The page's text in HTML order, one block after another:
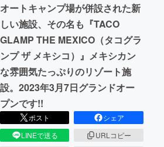
CAMPFIREふるさと納税machi-ya
オートキャンプ場が併設された新
しい施設、その名も『TACO
GLAMP THE MEXICO（タコグラ
ンプ ザ メキシコ）』メキシカン
な雰囲気たっぷりのリゾート施
設。2023年3月7日グランドオー
プンです!!
ポスト
シェア
LINEで送る
URLコピー